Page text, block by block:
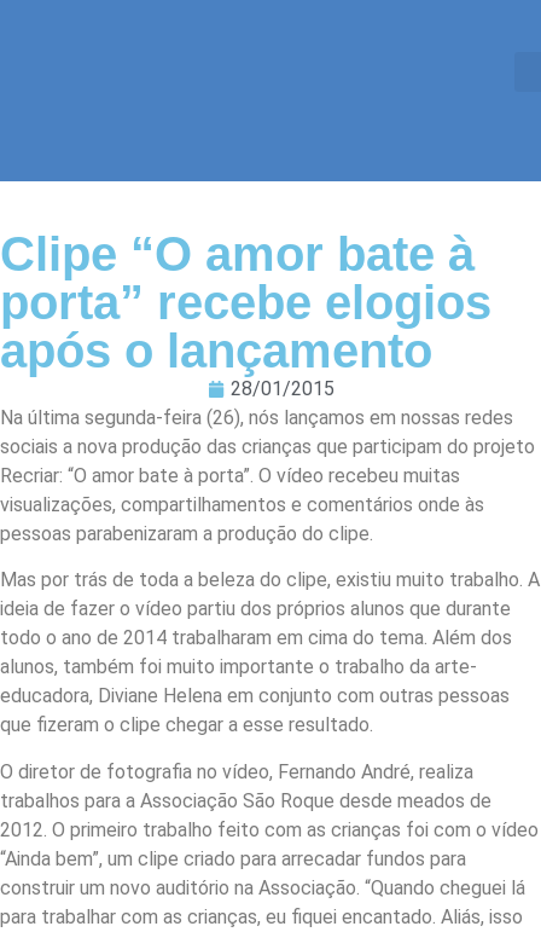
Clipe “O amor bate à
porta” recebe elogios
após o lançamento
28/01/2015
Na última segunda-feira (26), nós lançamos em nossas redes
sociais a nova produção das crianças que participam do projeto
Recriar: “O amor bate à porta”. O vídeo recebeu muitas
visualizações, compartilhamentos e comentários onde às
pessoas parabenizaram a produção do clipe.
Mas por trás de toda a beleza do clipe, existiu muito trabalho. A
ideia de fazer o vídeo partiu dos próprios alunos que durante
todo o ano de 2014 trabalharam em cima do tema. Além dos
alunos, também foi muito importante o trabalho da arte-
educadora, Diviane Helena em conjunto com outras pessoas
que fizeram o clipe chegar a esse resultado.
O diretor de fotografia no vídeo, Fernando André, realiza
trabalhos para a Associação São Roque desde meados de
2012. O primeiro trabalho feito com as crianças foi com o vídeo
“Ainda bem”, um clipe criado para arrecadar fundos para
construir um novo auditório na Associação. “Quando cheguei lá
para trabalhar com as crianças, eu fiquei encantado. Aliás, isso